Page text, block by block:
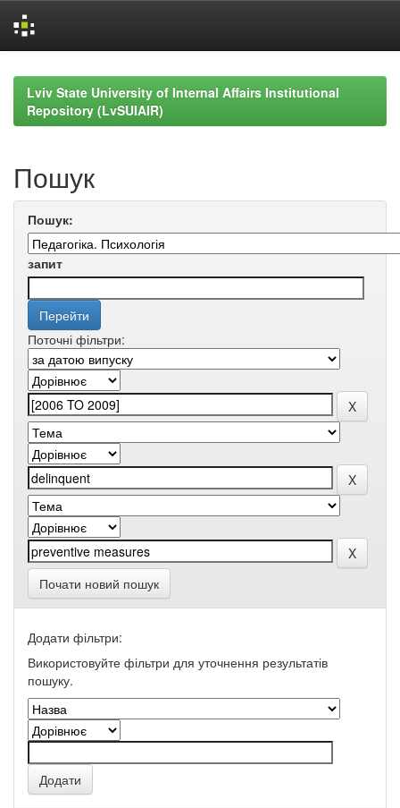
navigationLviv State University of Internal Affairs Institutional
Repository (LvSUIAIR)
Пошук
Пошук:
запит
Поточні фільтри:
Почати новий пошук
Додати фільтри:
Використовуйте фільтри для уточнення результатів
пошуку.